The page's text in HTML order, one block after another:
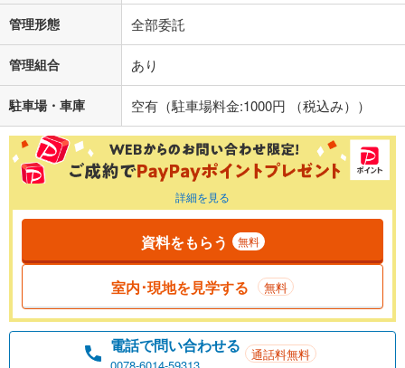
管理形態 全部委託
管理組合 あり
駐車場・車庫 空有（駐車場料金:1000円 （税込み））
詳細を見る
資料をもらう 無料
室内･現地を見学する 無料
電話で問い合わせる 通話料無料